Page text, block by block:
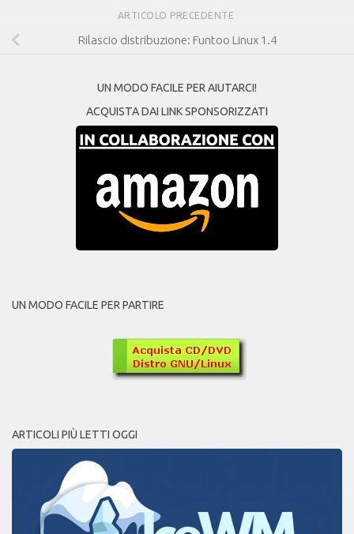
ARTICOLO PRECEDENTE
Rilascio distribuzione: Funtoo Linux 1.4
UN MODO FACILE PER AIUTARCI!
ACQUISTA DAI LINK SPONSORIZZATI
UN MODO FACILE PER PARTIRE
ARTICOLI PIÙ LETTI OGGI